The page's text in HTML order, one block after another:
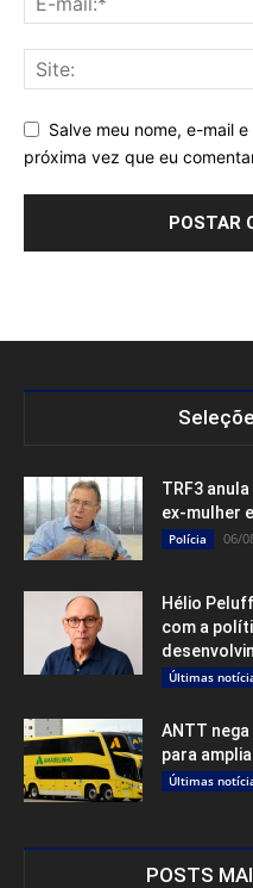
Salve meu nome, e-mail
próxima vez que eu
TRF3
ex-mulher
Polícia 06/
Hélio
com a
Últimas
ANTT
para
Últimas
POSTS